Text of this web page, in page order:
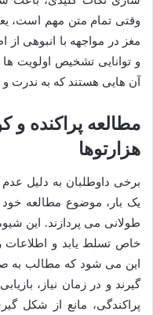
وقتی تمام متن مهم است،
مغز در مواجهه با انبوهی
و توانایی تشخیص اولویت
آن هایی هستند که به
مطالعه پراکنده و
هزارتوها
یک بار، موضوع مطالعه
طولانی می پردازند. این
خاص تسلط یابد و اطلاعات
این می شود که مطالب به
گیرند و در زمان نیاز،
پراکندگی، مانع از شکل